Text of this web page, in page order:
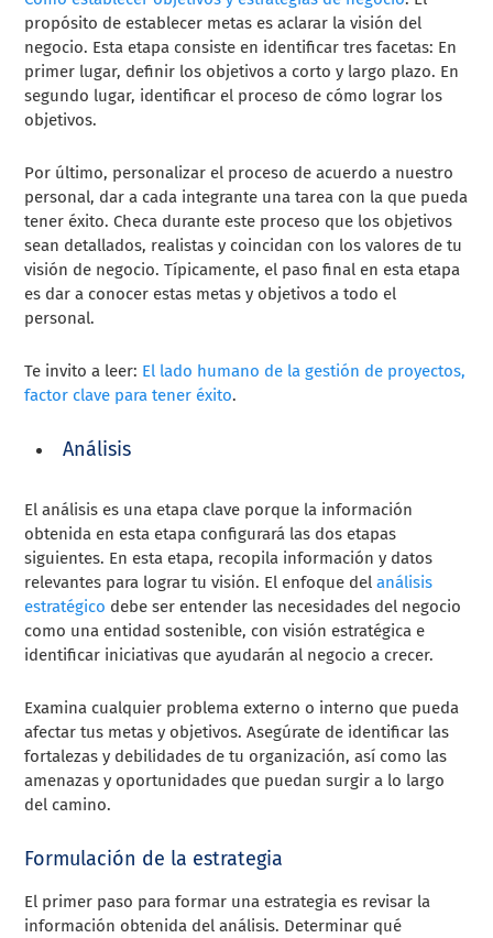
propósito de establecer metas es aclarar la visión del
negocio. Esta etapa consiste en identificar tres facetas: En
primer lugar, definir los objetivos a corto y largo plazo. En
segundo lugar, identificar el proceso de cómo lograr los
objetivos.
Por último, personalizar el proceso de acuerdo a nuestro
personal, dar a cada integrante una tarea con la que pueda
tener éxito. Checa durante este proceso que los objetivos
sean detallados, realistas y coincidan con los valores de tu
visión de negocio. Típicamente, el paso final en esta etapa
es dar a conocer estas metas y objetivos a todo el
personal.
Te invito a leer: El lado humano de la gestión de proyectos,
factor clave para tener éxito.
Análisis
El análisis es una etapa clave porque la información
obtenida en esta etapa configurará las dos etapas
siguientes. En esta etapa, recopila información y datos
relevantes para lograr tu visión. El enfoque delanálisis
estratégico debe ser entender las necesidades del negocio
como una entidad sostenible, con visión estratégica e
identificar iniciativas que ayudarán al negocio a crecer.
Examina cualquier problema externo o interno que pueda
afectar tus metas y objetivos. Asegúrate de identificar las
fortalezas y debilidades de tu organización, así como las
amenazas y oportunidades que puedan surgir a lo largo
del camino.
Formulación de la estrategia
El primer paso para formar una estrategia es revisar la
información obtenida del análisis. Determinar qué